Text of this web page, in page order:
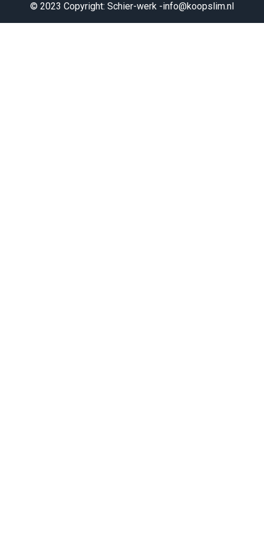
© 2023 Copyright: Schier-werk -info@koopslim.nl